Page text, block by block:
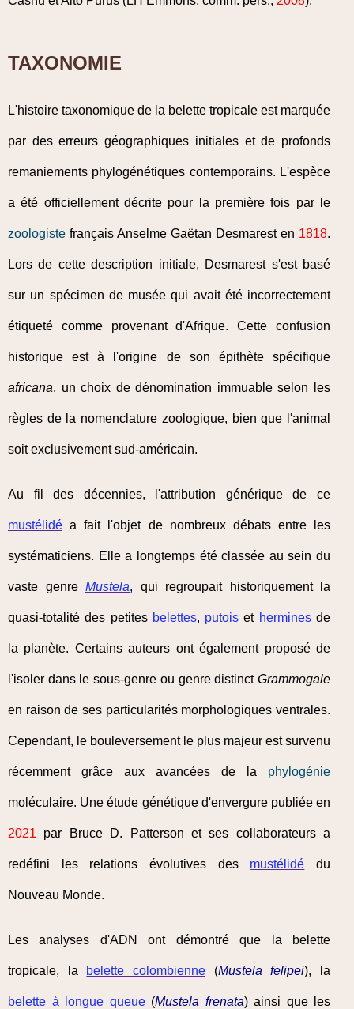
TAXONOMIE
L'histoire taxonomique de la belette tropicale est marquée
par des erreurs géographiques initiales et de profonds
remaniements phylogénétiques contemporains. L'espèce
a été officiellement décrite pour la première fois par le
zoologiste français Anselme Gaëtan Desmarest en 1818.
Lors de cette description initiale, Desmarest s'est basé
sur un spécimen de musée qui avait été incorrectement
étiqueté comme provenant d'Afrique. Cette confusion
historique est à l'origine de son épithète spécifique
africana, un choix de dénomination immuable selon les
règles de la nomenclature zoologique, bien que l'animal
soit exclusivement sud-américain.
Au fil des décennies, l'attribution générique de ce
mustélidé a fait l'objet de nombreux débats entre les
systématiciens. Elle a longtemps été classée au sein du
vaste genre Mustela, qui regroupait historiquement la
quasi-totalité des petites belettes, putois et herminesde
la planète. Certains auteurs ont également proposé de
l'isoler dans le sous-genre ou genre distinct Grammogale
en raison de ses particularités morphologiques ventrales.
Cependant, le bouleversement le plus majeur est survenu
récemment grâce aux avancées de la phylogénie
moléculaire. Une étude génétique d'envergure publiée en
2021 par Bruce D. Patterson et ses collaborateurs a
redéfini les relations évolutives des mustélidé du
Nouveau Monde.
Les analyses d'ADN ont démontré que la belette
tropicale, la belette colombienne (Mustela felipei), la
belette à longue queue(Mustela frenata) ainsi que les